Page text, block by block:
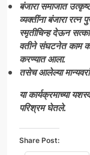
बंजारा समाजात
व्यक्तींना बंजारा रत्न
स्मृतीचिन्ह देऊन
वतीने संघटनेत काम
करण्यात आला.
तसेच आलेल्या
या कार्यक्रमाच्या
परिश्रम घेतले.
Share Post: